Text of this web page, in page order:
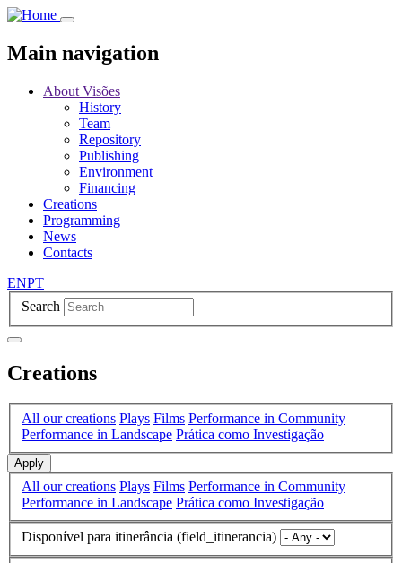
Skip
main
content
Main navigation
About Visões
History
Team
Repository
Publishing
Environment
Financing
Creations
Programming
News
Contacts
ENPT
Search
Creations
All our creations Plays Films Performance in Community
Performance in Landscape Prática como Investigação
Apply
All our creations Plays Films Performance in Community
Performance in Landscape Prática como Investigação
Disponível para itinerância (field_itinerancia)